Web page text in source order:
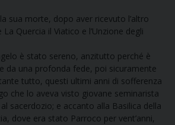
sua morte, dopo aver ricevuto l’altro
Quercia il Viatico e l’Unzione degli
è stato sereno, anzitutto perché è
da una profonda fede, poi sicuramente
tutto, questi ultimi anni di sofferenza
che lo aveva visto giovane seminarista
sacerdozio; e accanto alla Basilica della
dove era stato Parroco per vent’anni,